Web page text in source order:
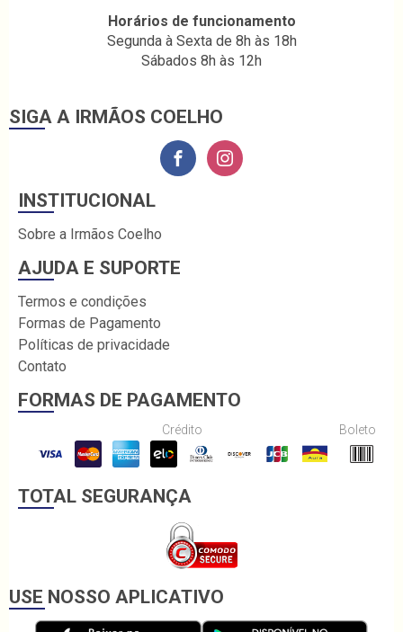
Horários de funcionamento
Segunda à Sexta de 8h às 18h
Sábados 8h às 12h
SIGA A IRMÃOS COELHO
INSTITUCIONAL
Sobre a Irmãos Coelho
AJUDA E SUPORTE
Termos e condições
Formas de Pagamento
Políticas de privacidade
Contato
FORMAS DE PAGAMENTO
Crédito Boleto
TOTAL SEGURANÇA
USE NOSSO APLICATIVO